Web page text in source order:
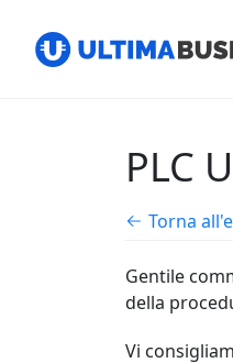
PLC
Torna
Gentile
della
Vi